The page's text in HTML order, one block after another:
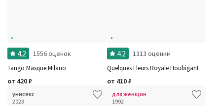
4.2 1556 оценок
Tango Masque Milano
от 420₽
4.2 1313 оценки
Quelques Fleurs Royale Houbigant
от 410₽
унисекс
2023
для женщин
1992